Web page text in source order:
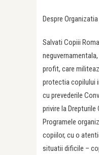
Despre
Salvati Copiii
profit, care
protectia copilului
cu prevederile
privire la Drepturile
Programele
copiilor, cu o
situatii dificile –